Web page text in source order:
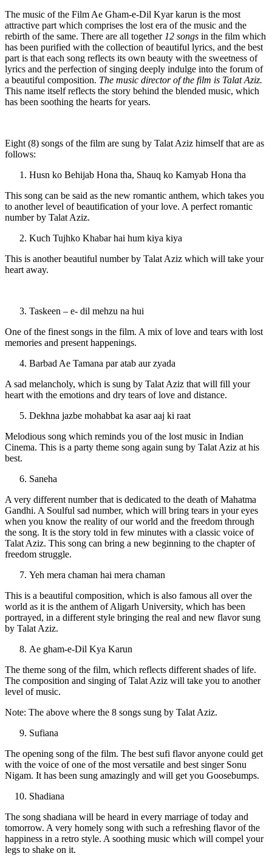
The music of the Film Ae Gham-e-Dil Kyar karun is the most
attractive part which comprises the lost era of the music and the
rebirth of the same. There are all together 12 songs in the film which
has been purified with the collection of beautiful lyrics, and the best
part is that each song reflects its own beauty with the sweetness of
lyrics and the perfection of singing deeply indulge into the forum of
a beautiful composition. The music director of the film is Talat Aziz.
This name itself reflects the story behind the blended music, which
has been soothing the hearts for years.
Eight (8) songs of the film are sung by Talat Aziz himself that are as
follows:
Husn ko Behijab Hona tha, Shauq ko Kamyab Hona tha
This song can be said as the new romantic anthem, which takes you
to another level of beautification of your love. A perfect romantic
number by Talat Aziz.
Kuch Tujhko Khabar hai hum kiya kiya
This is another beautiful number by Talat Aziz which will take your
heart away.
Taskeen – e- dil mehzu na hui
One of the finest songs in the film. A mix of love and tears with lost
memories and present happenings.
Barbad Ae Tamana par atab aur zyada
A sad melancholy, which is sung by Talat Aziz that will fill your
heart with the emotions and dry tears of love and distance.
Dekhna jazbe mohabbat ka asar aaj ki raat
Melodious song which reminds you of the lost music in Indian
Cinema. This is a party theme song again sung by Talat Aziz at his
best.
Saneha
A very different number that is dedicated to the death of Mahatma
Gandhi. A Soulful sad number, which will bring tears in your eyes
when you know the reality of our world and the freedom through
the song. It is the story told in few minutes with a classic voice of
Talat Aziz. This song can bring a new beginning to the chapter of
freedom struggle.
Yeh mera chaman hai mera chaman
This is a beautiful composition, which is also famous all over the
world as it is the anthem of Aligarh University, which has been
portrayed, in a different style bringing the real and new flavor sung
by Talat Aziz.
Ae gham-e-Dil Kya Karun
The theme song of the film, which reflects different shades of life.
The composition and singing of Talat Aziz will take you to another
level of music.
Note: The above where the 8 songs sung by Talat Aziz.
Sufiana
The opening song of the film. The best sufi flavor anyone could get
with the voice of one of the most versatile and best singer Sonu
Nigam. It has been sung amazingly and will get you Goosebumps.
Shadiana
The song shadiana will be heard in every marriage of today and
tomorrow. A very homely song with such a refreshing flavor of the
happiness in a retro style. A soothing music which will compel your
legs to shake on it.